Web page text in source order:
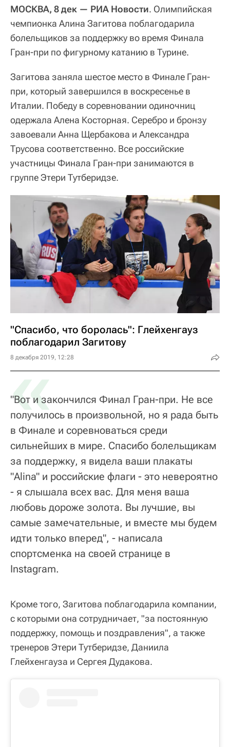
МОСКВА, 8 дек — РИА Новости. Олимпийская
чемпионка Алина Загитова поблагодарила
болельщиков за поддержку во время Финала
Гран-при по фигурному катанию в Турине.
Загитова заняла шестое место в Финале Гран-
при, который завершился в воскресенье в
Италии. Победу в соревновании одиночниц
одержала Алена Косторная. Серебро и бронзу
завоевали Анна Щербакова и Александра
Трусова соответственно. Все российские
участницы Финала Гран-при занимаются в
группе Этери Тутберидзе.
"Спасибо, что боролась": Глейхенгауз
поблагодарил Загитову
8 декабря 2019, 12:28
«
"Вот и закончился Финал Гран-при. Не все
получилось в произвольной, но я рада быть
в Финале и соревноваться среди
сильнейших в мире. Спасибо болельщикам
за поддержку, я видела ваши плакаты
"Alina" и российские флаги - это невероятно
- я слышала всех вас. Для меня ваша
любовь дороже золота. Вы лучшие, вы
самые замечательные, и вместе мы будем
идти только вперед", - написала
спортсменка на своей странице в
Instagram.
Кроме того, Загитова поблагодарила компании,
с которыми она сотрудничает, "за постоянную
поддержку, помощь и поздравления", а также
тренеров Этери Тутберидзе, Даниила
Глейхенгауза и Сергея Дудакова.